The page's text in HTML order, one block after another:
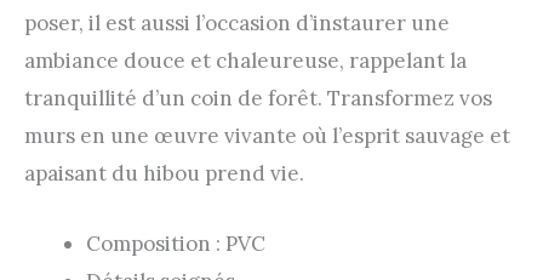
poser, il est aussi l’occasion d’instaurer une
ambiance douce et chaleureuse, rappelant la
tranquillité d’un coin de forêt. Transformez vos
murs en une œuvre vivante où l’esprit sauvage et
apaisant du hibou prend vie.
Composition : PVC